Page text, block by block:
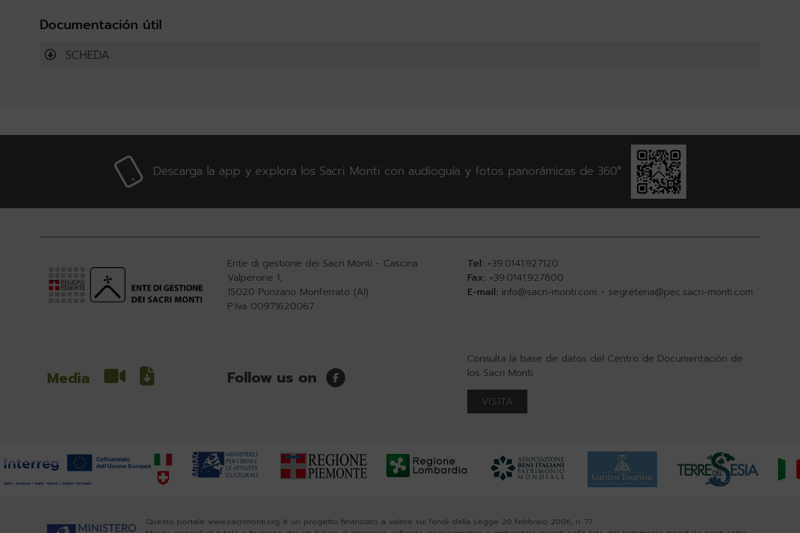
Documentación útil
SCHEDA
Descarga la app y explora los Sacri Monti con audioguía y fotos panorámicas de 360°
Ente di gestione dei Sacri Monti - Cascina
Valperone 1,
15020 Ponzano Monferrato (Al)
P.Iva 00971620067
Tel: +39.0141.927120
Fax: +39.0141.927800
E-mail: info@sacri-monti.com - segreteria@pec.sacri-monti.com
Media Follow us on
Consulta la base de datos del Centro de Documentación de
los Sacri Monti
VISITA
Questo portale www.sacrimonti.org è un progetto finanziato a valere sui fondi della Legge 20 febbraio 2006, n. 77